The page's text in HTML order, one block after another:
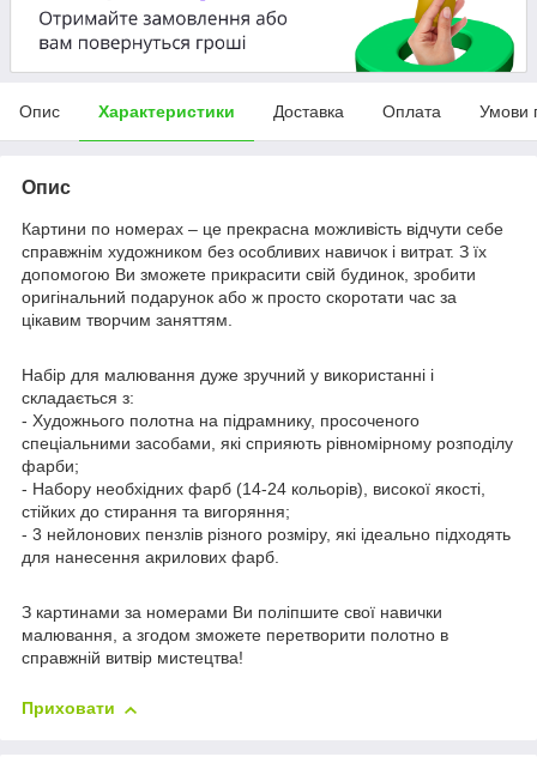
Опис Характеристики Доставка Оплата Умови
Опис
Картини по номерах – це прекрасна можливість відчути себе
справжнім художником без особливих навичок і витрат. З їх
допомогою Ви зможете прикрасити свій будинок, зробити
оригінальний подарунок або ж просто скоротати час за
цікавим творчим заняттям.
Набір для малювання дуже зручний у використанні і
складається з:
- Художнього полотна на підрамнику, просоченого
спеціальними засобами, які сприяють рівномірному розподілу
фарби;
- Набору необхідних фарб (14-24 кольорів), високої якості,
стійких до стирання та вигоряння;
- 3 нейлонових пензлів різного розміру, які ідеально підходять
для нанесення акрилових фарб.
З картинами за номерами Ви поліпшите свої навички
малювання, а згодом зможете перетворити полотно в
справжній витвір мистецтва!
Приховати